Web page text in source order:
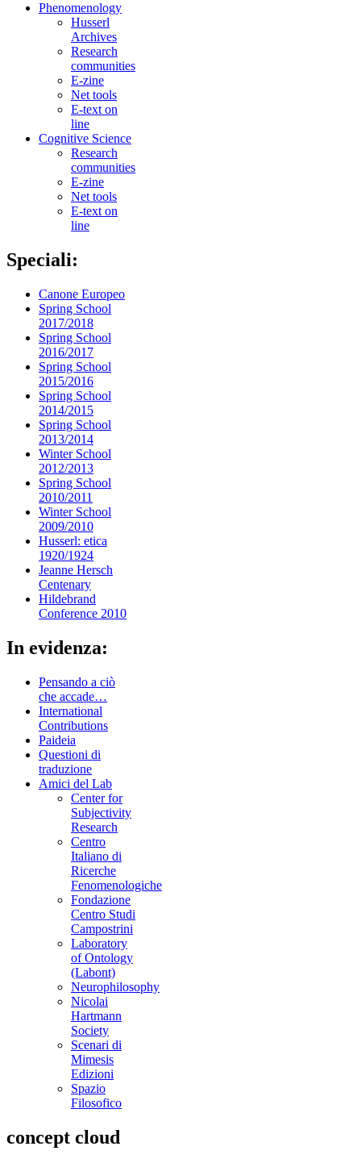
Phenomenology
Husserl
Archives
Research
communities
E-zine
Net tools
E-text on
line
Cognitive Science
Research
communities
E-zine
Net tools
E-text on
line
Speciali:
Canone Europeo
Spring School
2017/2018
Spring School
2016/2017
Spring School
2015/2016
Spring School
2014/2015
Spring School
2013/2014
Winter School
2012/2013
Spring School
2010/2011
Winter School
2009/2010
Husserl: etica
1920/1924
Jeanne Hersch
Centenary
Hildebrand
Conference 2010
In evidenza:
Pensando a ciò
che accade…
International
Contributions
Paideia
Questioni di
traduzione
Amici del Lab
Center for
Subjectivity
Research
Centro
Italiano di
Ricerche
Fenomenologiche
Fondazione
Centro Studi
Campostrini
Laboratory
of Ontology
(Labont)
Neurophilosophy
Nicolai
Hartmann
Society
Scenari di
Mimesis
Edizioni
Spazio
Filosofico
concept cloud